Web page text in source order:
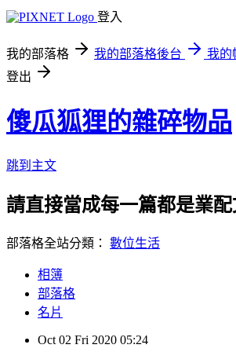
登入
我的部落格 我的部落格後台
我的
登出
傻瓜狐狸的雜碎物品
跳到主文
請直接當成每一篇都是業
部落格全站分類： 數位生活
相簿
部落格
名片
Oct 02 Fri 2020 05:24